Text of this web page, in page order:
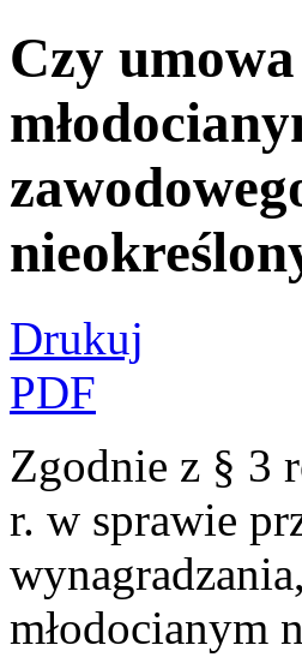
Czy
Drukuj
PDF
Zgodnie z § 3
r. w sprawie
młodocianym